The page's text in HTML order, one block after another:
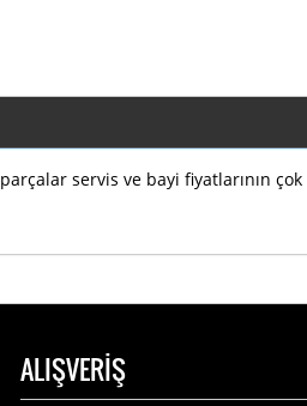
servis ve bayi fiyatlarının
ALIŞVERİŞ